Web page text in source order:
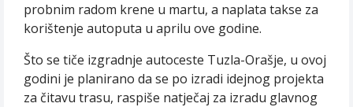
probnim radom krene u martu, a naplata takse za
korištenje autoputa u aprilu ove godine.
Što se tiče izgradnje autoceste Tuzla-Orašje, u ovoj
godini je planirano da se po izradi idejnog projekta
za čitavu trasu, raspiše natječaj za izradu glavnog